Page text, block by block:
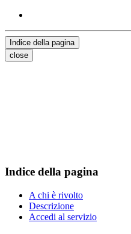
Indice della pagina
close
Indice della pagina
A chi è rivolto
Descrizione
Accedi al servizio